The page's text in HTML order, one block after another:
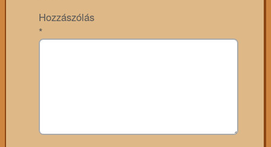
Hozzászólás
*